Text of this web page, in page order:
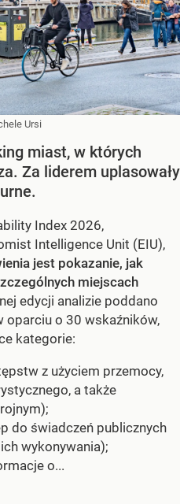
Ursi
miast, w których
Za liderem uplasowały
Index 2026,
Intelligence Unit (EIU),
jest pokazanie, jak
miejscach
edycji analizie poddano
oparciu o 30 wskaźników,
kategorie:
z użyciem przemocy,
a także
do świadczeń publicznych
wykonywania);
o...